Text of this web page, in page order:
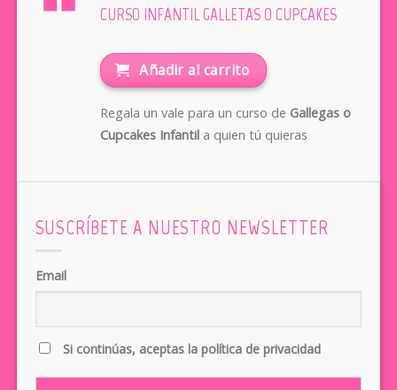
CURSO INFANTIL GALLETAS O CUPCAKES
Añadir al carrito
Regala un vale para un curso de Gallegas o
Cupcakes Infantila quien tú quieras
SUSCRÍBETE A NUESTRO NEWSLETTER
Email
Si continúas, aceptas la política de privacidad